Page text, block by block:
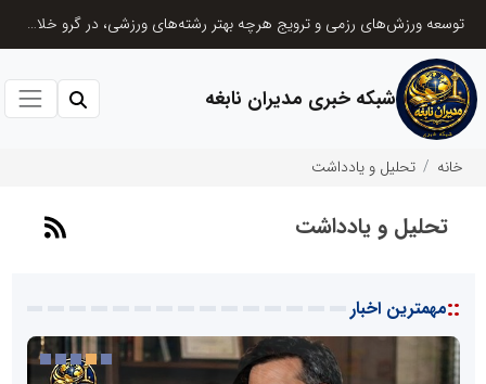
توسعه ورزش‌های رزمی و ترویج هرچه بهتر رشته‌های ورزشی، در گرو خلاقیت و نوآوری است
شبکه خبری مدیران نابغه
خانه تحلیل و یادداشت
تحلیل و یادداشت
::مهمترین اخبار